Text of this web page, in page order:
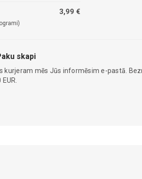
3,99 €
skapi
kurjeram mēs Jūs informēsim e-pastā.